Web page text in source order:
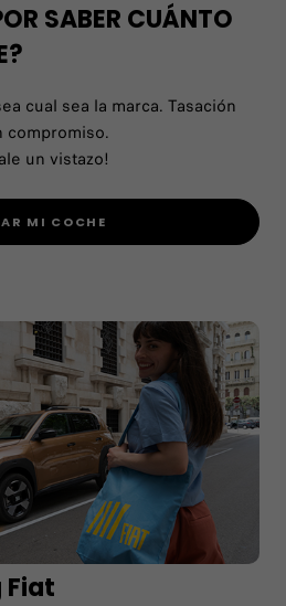
SABER CUÁNTO
cual sea la marca. Tasación
compromiso.
un vistazo!
MI COCHE
Fiat